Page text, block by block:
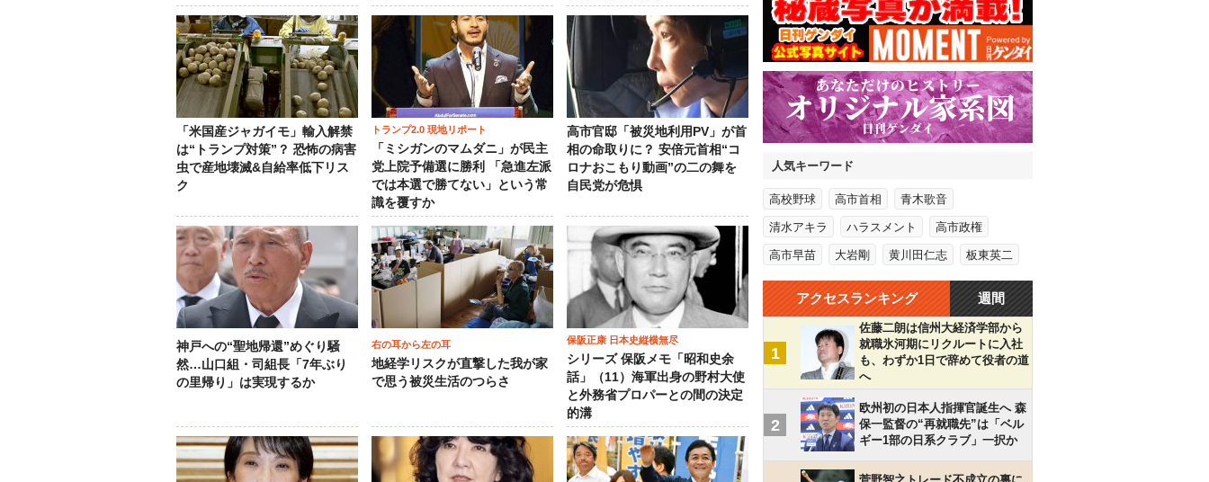
「米国産ジャガイモ」輸入解禁
は“トランプ対策”？ 恐怖の病害
虫で産地壊滅&自給率低下リス
ク
トランプ2.0 現地リポート
「ミシガンのマムダニ」が民主
党上院予備選に勝利 「急進左派
では本選で勝てない」という常
識を覆すか
高市官邸「被災地利用PV」が首
相の命取りに？ 安倍元首相“コ
ロナおこもり動画”の二の舞を
自民党が危惧
神戸への“聖地帰還”めぐり騒
然…山口組・司組長「7年ぶり
の里帰り」は実現するか
右の耳から左の耳
地経学リスクが直撃した我が家
で思う被災生活のつらさ
保阪正康 日本史縦横無尽
シリーズ 保阪メモ「昭和史余
話」（11）海軍出身の野村大使
と外務省プロパーとの間の決定
的溝
人気キーワード
高校野球 高市首相 青木歌音
清水アキラ ハラスメント 高市政権
高市早苗 大岩剛 黄川田仁志 板東英二
アクセスランキング 週間
1
佐藤二朗は信州大経済学部から
就職氷河期にリクルートに入社
も、わずか1日で辞めて役者の道
へ
2
欧州初の日本人指揮官誕生へ 森
保一監督の“再就職先”は「ベル
ギー1部の日系クラブ」一択か